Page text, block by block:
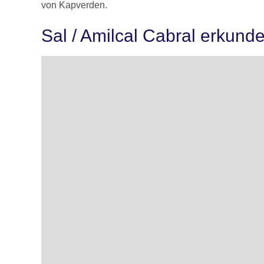
von Kapverden.
Sal / Amilcal Cabral